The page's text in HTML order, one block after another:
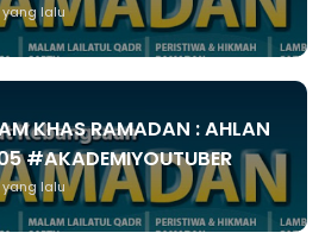
lalu
KHAS RAMADAN : AHLAN
#AKADEMIYOUTUBER
lalu